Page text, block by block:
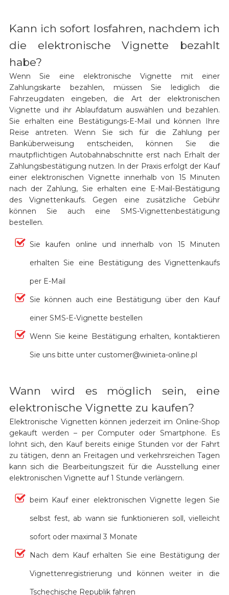
Kann ich sofort losfahren, nachdem ich
die elektronische Vignette bezahlt
habe?
Wenn Sie eine elektronische Vignette mit einer
Zahlungskarte bezahlen, müssen Sie lediglich die
Fahrzeugdaten eingeben, die Art der elektronischen
Vignette und ihr Ablaufdatum auswählen und bezahlen.
Sie erhalten eine Bestätigungs-E-Mail und können Ihre
Reise antreten. Wenn Sie sich für die Zahlung per
Banküberweisung entscheiden, können Sie die
mautpflichtigen Autobahnabschnitte erst nach Erhalt der
Zahlungsbestätigung nutzen. In der Praxis erfolgt der Kauf
einer elektronischen Vignette innerhalb von 15 Minuten
nach der Zahlung, Sie erhalten eine E-Mail-Bestätigung
des Vignettenkaufs. Gegen eine zusätzliche Gebühr
können Sie auch eine SMS-Vignettenbestätigung
bestellen.
Sie kaufen online und innerhalb von 15 Minuten
erhalten Sie eine Bestätigung des Vignettenkaufs
per E-Mail
Sie können auch eine Bestätigung über den Kauf
einer SMS-E-Vignette bestellen
Wenn Sie keine Bestätigung erhalten, kontaktieren
Sie uns bitte unter customer@winieta-online.pl
Wann wird es möglich sein, eine
elektronische Vignette zu kaufen?
Elektronische Vignetten können jederzeit im Online-Shop
gekauft werden – per Computer oder Smartphone. Es
lohnt sich, den Kauf bereits einige Stunden vor der Fahrt
zu tätigen, denn an Freitagen und verkehrsreichen Tagen
kann sich die Bearbeitungszeit für die Ausstellung einer
elektronischen Vignette auf 1 Stunde verlängern.
beim Kauf einer elektronischen Vignette legen Sie
selbst fest, ab wann sie funktionieren soll, vielleicht
sofort oder maximal 3 Monate
Nach dem Kauf erhalten Sie eine Bestätigung der
Vignettenregistrierung und können weiter in die
Tschechische Republik fahren